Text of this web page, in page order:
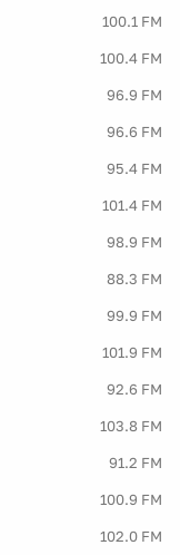
100.1 FM
100.4 FM
96.9 FM
96.6 FM
95.4 FM
101.4 FM
98.9 FM
88.3 FM
99.9 FM
101.9 FM
92.6 FM
103.8 FM
91.2 FM
100.9 FM
102.0 FM